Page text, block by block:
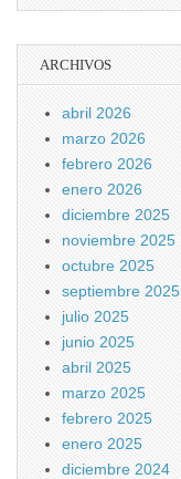
ARCHIVOS
abril 2026
marzo 2026
febrero 2026
enero 2026
diciembre 2025
noviembre 2025
octubre 2025
septiembre 2025
julio 2025
junio 2025
abril 2025
marzo 2025
febrero 2025
enero 2025
diciembre 2024